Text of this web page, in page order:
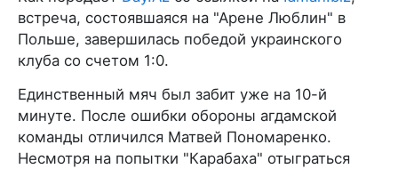
встреча, состоявшаяся на "Арене Люблин" в
Польше, завершилась победой украинского
клуба со счетом 1:0.
Единственный мяч был забит уже на 10-й
минуте. После ошибки обороны агдамской
команды отличился Матвей Пономаренко.
Несмотря на попытки "Карабаха" отыграться